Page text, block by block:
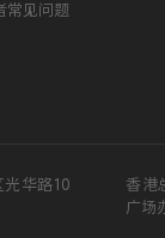
常见问题
华路10
香港
广场